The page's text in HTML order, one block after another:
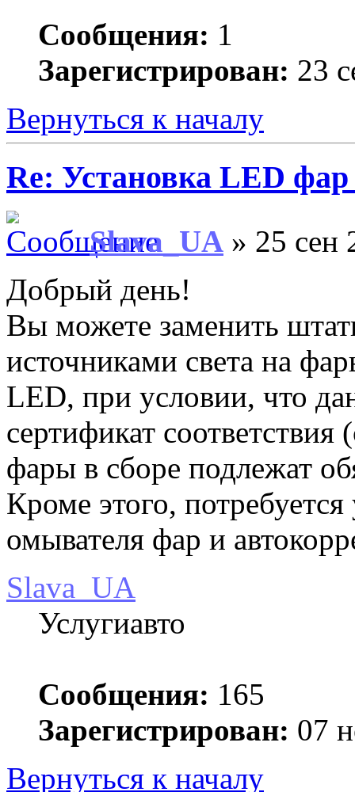
Сообщения: 1
Зарегистрирован: 23
Вернуться к началу
Re: Установка LED фар
Slava_UA » 25 сен
Добрый день!
Вы можете заменить
источниками света на
LED, при условии, что
сертификат
фары в сборе подлежат
Кроме этого,
омывателя фар и
Slava_UA
Услугиавто
Сообщения: 165
Зарегистрирован: 07
Вернуться к началу